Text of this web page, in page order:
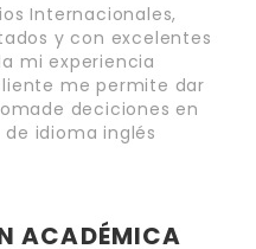
Internacionales,
y con excelentes
mi experiencia
me permite dar
deciciones en
idioma inglés
ACADÉMICA